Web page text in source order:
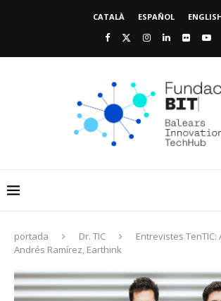
CATALÀ ESPAÑOL
portada Dr. TIC
Entrevistes
Andrés Ramírez, Earthink